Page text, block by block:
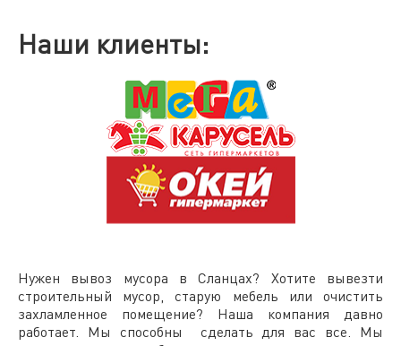
Наши клиенты:
Нужен вывоз мусора в Сланцах? Хотите вывезти
строительный мусор, старую мебель или очистить
захламленное помещение? Наша компания давно
работает. Мы способны сделать для вас все. Мы